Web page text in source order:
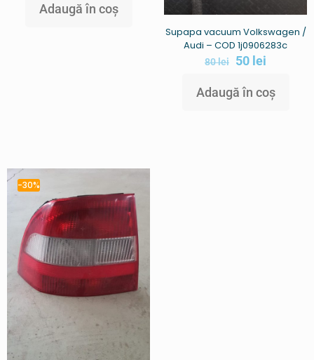
Adaugă în coș
Supapa vacuum Volkswagen /
Audi – COD 1j0906283c
80lei 50 lei
Adaugă în coș
-30%